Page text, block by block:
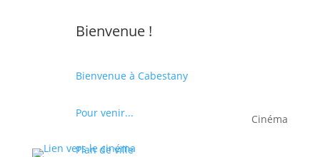
Bienvenue !
Bienvenue à Cabestany
Pour venir...
Plan de ville
Cinéma